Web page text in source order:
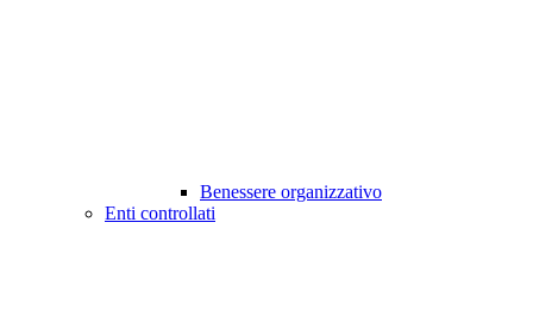
Benessere organizzativo
Enti controllati